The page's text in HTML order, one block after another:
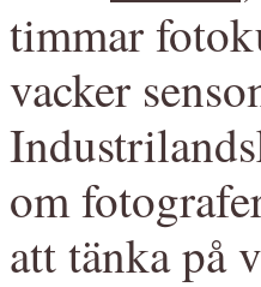
timmar
vacker
om
att tänka på